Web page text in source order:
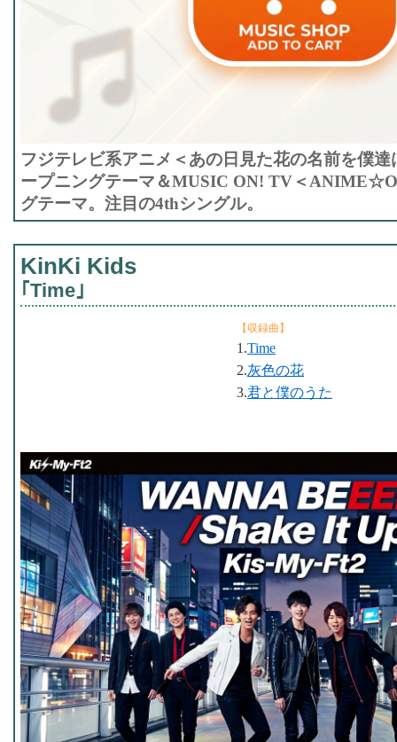
フジテレビ系アニメ＜あの日見た花の名前を僕
ープニングテーマ＆MUSIC ON! TV＜
グテーマ。注目の4thシングル。
KinKi Kids
｢Time｣
【収録曲】
1.Time
2.灰色の花
3.君と僕のうた